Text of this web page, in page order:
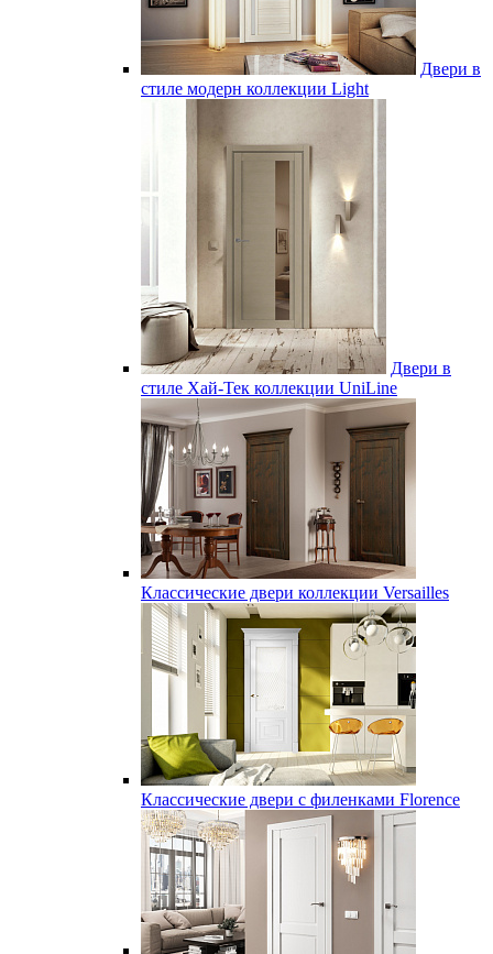
Двери в
стиле модерн коллекции Light
Двери в
стиле Хай-Тек коллекции UniLine
Классические двери коллекции Versailles
Классические двери с филенками Florence